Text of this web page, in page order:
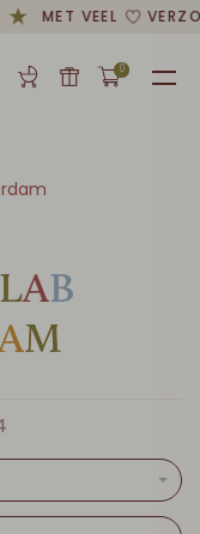
MET VEEL
0
LAB
M